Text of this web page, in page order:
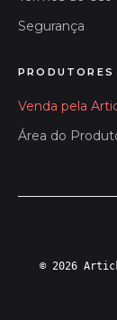
Segurança
PRODUTORES
Venda pela
Área do
© 2026